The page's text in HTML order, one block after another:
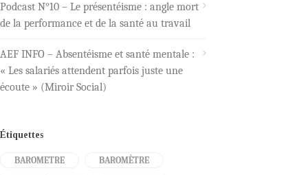
Podcast N°10 – Le présentéisme : angle mort
de la performance et de la santé au travail
AEF INFO – Absentéisme et santé mentale :
« Les salariés attendent parfois juste une
écoute » (Miroir Social)
Étiquettes
BAROMETRE BAROMÈTRE